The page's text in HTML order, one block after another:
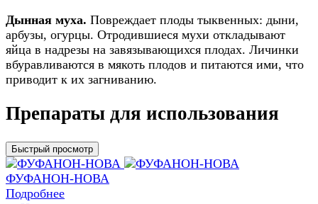
Дынная муха. Повреждает плоды тыквенных: дыни,
арбузы, огурцы. Отродившиеся мухи откладывают
яйца в надрезы на завязывающихся плодах. Личинки
вбуравливаются в мякоть плодов и питаются ими, что
приводит к их загниванию.
Препараты для использования
Быстрый просмотр
ФУФАНОН-НОВА
Подробнее